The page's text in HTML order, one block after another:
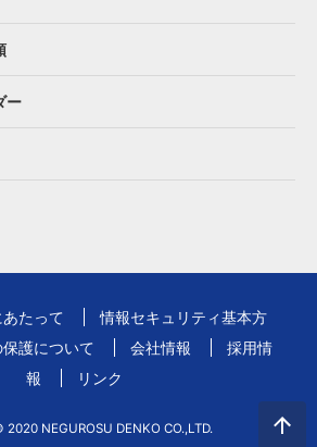
ー
たって
情報セキュリティ基本方
護について 会社情報
採用情
報
リンク
NEGUROSU DENKO CO.,LTD.